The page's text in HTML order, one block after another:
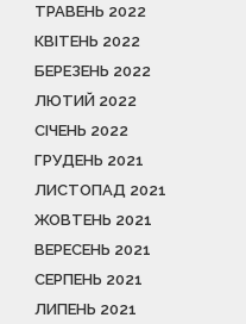
ТРАВЕНЬ 2022
КВІТЕНЬ 2022
БЕРЕЗЕНЬ 2022
ЛЮТИЙ 2022
СІЧЕНЬ 2022
ГРУДЕНЬ 2021
ЛИСТОПАД 2021
ЖОВТЕНЬ 2021
ВЕРЕСЕНЬ 2021
СЕРПЕНЬ 2021
ЛИПЕНЬ 2021